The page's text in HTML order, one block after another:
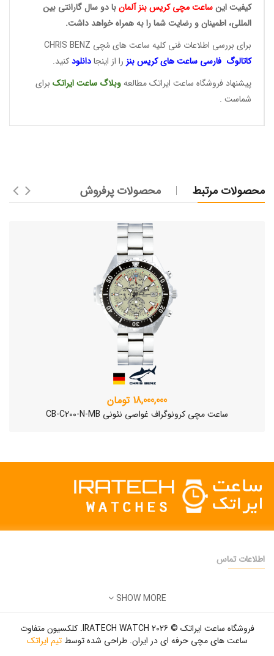
کیفیت اینساعت مچی کریسبنز آلمانبا دو سال گارانتی بین
المللی، اطمینان و رضایت شما را به همراه خواهد داشت.
برای بررسی اطلاعات فنی کلیه ساعت های مُچی CHRIS BENZ
کاتالوگ فارسی ساعت هایکریس بنز را از اینجادانلودکنید.
پیشنهاد فروشگاه ساعت ایراتک مطالعهوبلاگ ساعتایراتک برای
شماست .
محصولات مرتبط محصولات پرفروش
18,000,000 تومان
ساعت مچی کرونوگراف غواصی نئونی CB-C200-N-MB
ساعت مچی سوئیسی SLOW "AM/PM" – 01..
12,500,000 تومان
اطلاعات تماس
ایمیل:
زمان کاری:8 صبح تا 5 عصر
SHOW MORE
فروشگاه ساعت ایراتک © 2026 IRATECH WATCH. کلکسیون متفاوت
ساعت های مچی حرفه ای در ایران. طراحی شده توسطتیم ایراتک